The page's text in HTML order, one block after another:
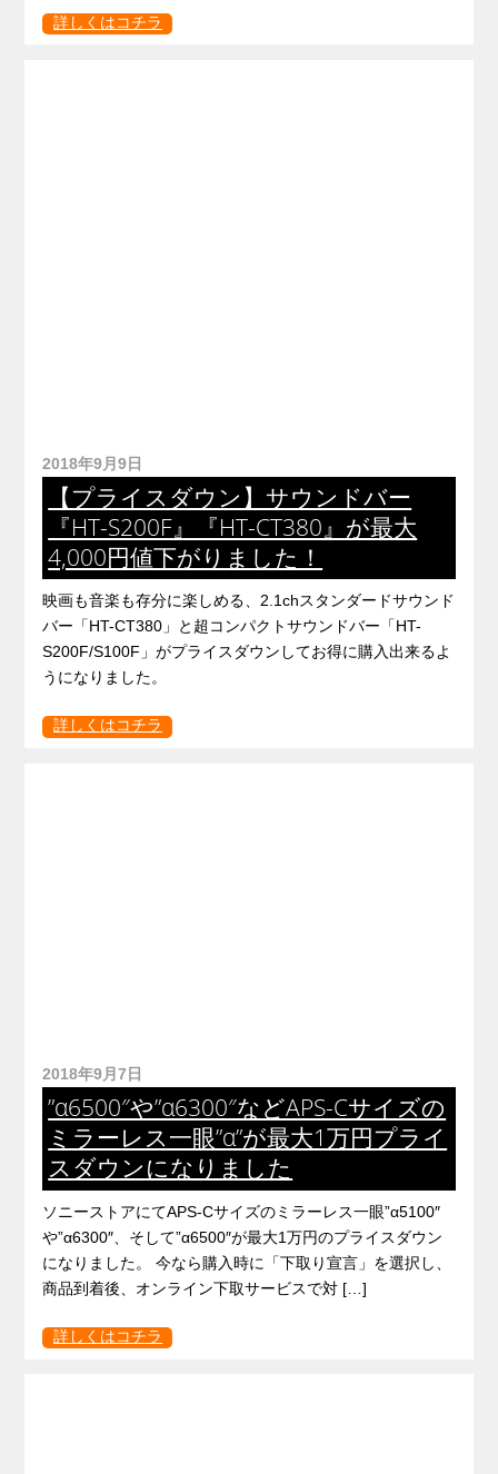
詳しくはコチラ
2018年9月9日
【プライスダウン】サウンドバー
『HT-S200F』『HT-CT380』が最大
4,000円値下がりました！
映画も音楽も存分に楽しめる、2.1chスタンダードサウンド
バー「HT-CT380」と超コンパクトサウンドバー「HT-
S200F/S100F」がプライスダウンしてお得に購入出来るよ
うになりました。
詳しくはコチラ
2018年9月7日
”α6500″や”α6300″などAPS-Cサイズの
ミラーレス一眼”α”が最大1万円プライ
スダウンになりました
ソニーストアにてAPS-Cサイズのミラーレス一眼”α5100″
や”α6300″、そして”α6500″が最大1万円のプライスダウン
になりました。 今なら購入時に「下取り宣言」を選択し、
商品到着後、オンライン下取サービスで対 […]
詳しくはコチラ